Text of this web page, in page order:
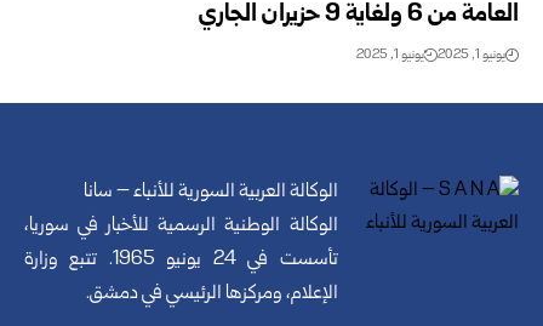
العامة من 6 ولغاية 9 ‏حزيران الجاري ‏
يونيو 1, 2025 يونيو 1, 2025
الوكالة العربية السورية للأنباء – سانا
الوكالة الوطنية الرسمية للأخبار في سوريا،
تأسست في 24 يونيو 1965. تتبع وزارة
الإعلام، ومركزها الرئيسي في دمشق.